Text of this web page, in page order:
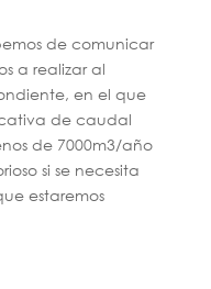
de comunicar
a realizar al
en el que
de caudal
de 7000m3/año
si se necesita
estaremos